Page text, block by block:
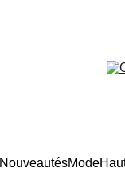
NouveautésMode